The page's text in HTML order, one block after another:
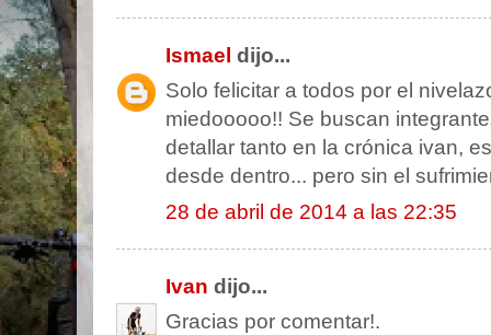
Ismael dijo...
Solo felicitar a todos por el
miedooooo!! Se buscan
detallar tanto en la crónica ivan,
desde dentro... pero sin el
28 de abril de 2014 a las 22:35
Ivan dijo...
Gracias por comentar!.